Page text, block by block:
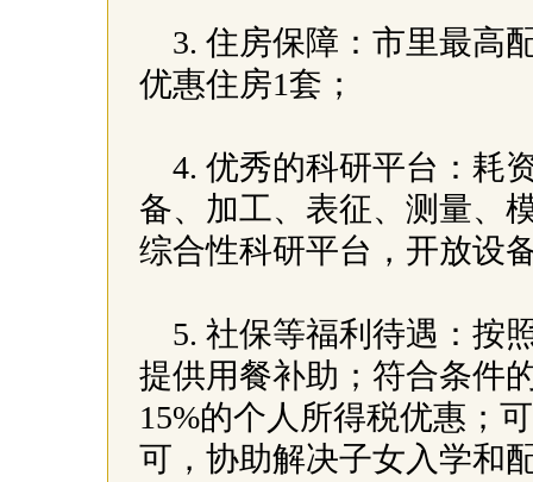
3. 住房保障：市里最高
优惠住房1套；
4. 优秀的科研平台：耗
备、加工、表征、测量、
综合性科研平台，开放设
5. 社保等福利待遇：按
提供用餐补助；符合条件
15%的个人所得税优惠；
可，协助解决子女入学和